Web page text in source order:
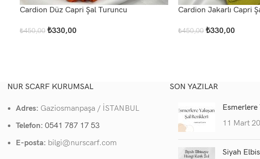
Cardion Düz Capri Şal Turuncu
₺450,00 ₺330,00
Cardion Jakarlı Capri
₺450,00 ₺330,00
NUR SCARF KURUMSAL
Adres: Gaziosmanpaşa / İSTANBUL
Telefon: 0541 787 17 53
E-posta: bilgi@nurscarf.com
SON YAZILAR
Esmerlere
11 Mart
Siyah